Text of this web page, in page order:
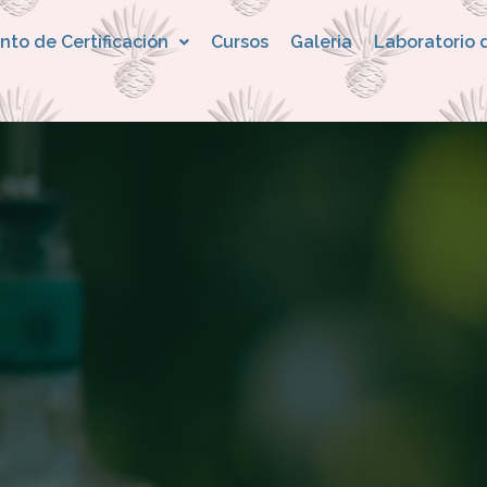
de Certificación Cursos Galeria Laboratorio